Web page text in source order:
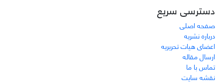
دسترسی سریع
صفحه اصلی
درباره نشریه
اعضای هیات تحریریه
ارسال مقاله
تماس با ما
نقشه سایت